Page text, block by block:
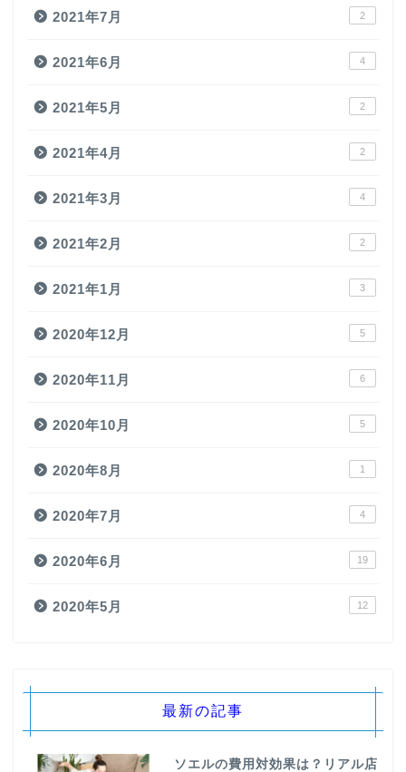
2021年7月 2
2021年6月 4
2021年5月 2
2021年4月 2
2021年3月 4
2021年2月 2
2021年1月 3
2020年12月 5
2020年11月 6
2020年10月 5
2020年8月 1
2020年7月 4
2020年6月 19
2020年5月 12
最新の記事
ソエルの費用対効果は？リアル店